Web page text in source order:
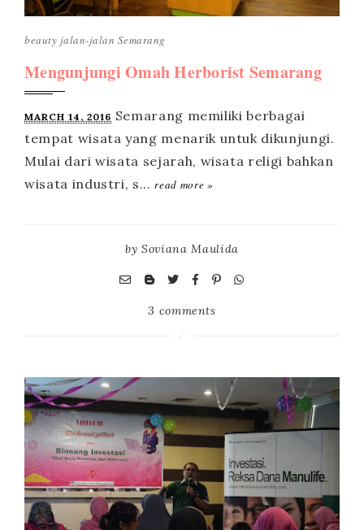
beauty jalan-jalan Semarang
Mengunjungi Omah Herborist Semarang
MARCH 14, 2016
read more »
bySoviana Maulida
3 comments